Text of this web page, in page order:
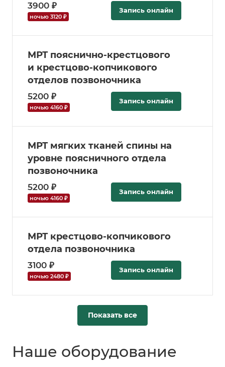
3900 ₽
ночью 3120 ₽
Запись онлайн
МРТ пояснично-крестцового
и крестцово-копчикового
отделов позвоночника
5200 ₽
ночью 4160 ₽
Запись онлайн
МРТ мягких тканей спины на
уровне поясничного отдела
позвоночника
5200 ₽
ночью 4160 ₽
Запись онлайн
МРТ крестцово-копчикового
отдела позвоночника
3100 ₽
ночью 2480 ₽
Запись онлайн
Показать все
Наше оборудование